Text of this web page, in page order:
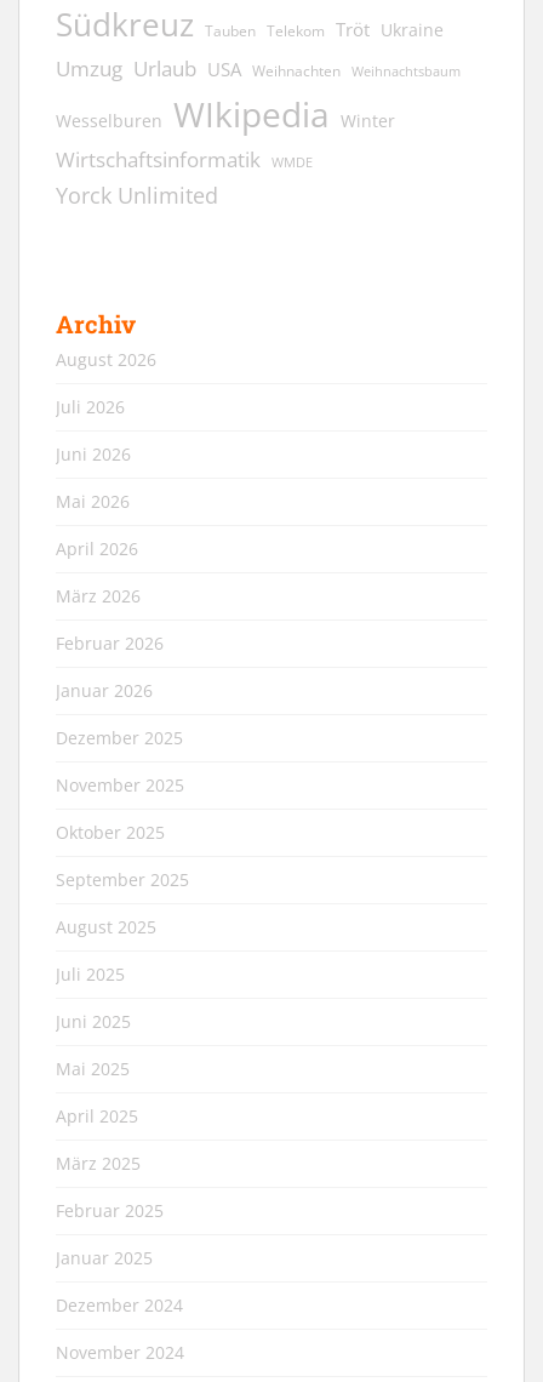
Südkreuz Tauben Telekom Tröt Ukraine
Umzug Urlaub USA Weihnachten Weihnachtsbaum
Wesselburen WIkipedia Winter
Wirtschaftsinformatik WMDE
Yorck Unlimited
Archiv
August 2026
Juli 2026
Juni 2026
Mai 2026
April 2026
März 2026
Februar 2026
Januar 2026
Dezember 2025
November 2025
Oktober 2025
September 2025
August 2025
Juli 2025
Juni 2025
Mai 2025
April 2025
März 2025
Februar 2025
Januar 2025
Dezember 2024
November 2024